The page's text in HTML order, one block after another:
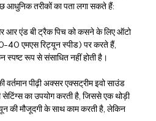
तरीकों का पता लगा सकते हैं:
आर एंड बी ट्रैक पिच को कसने के लिए ऑटो
40 एमएस रिट्यून स्पीड) पर करते हैं,
स्पष्ट रूप से संसाधित नहीं होती है।
वर्तमान पीढ़ी अक्सर एक्सट्रीम इवो साउंड
का उपयोग करती है, जिससे एक थोड़ी
की मौजूदगी के साथ काम करती है, लेकिन